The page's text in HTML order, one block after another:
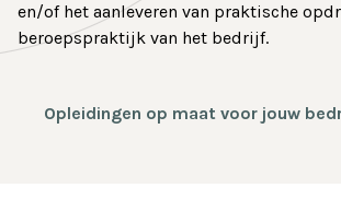
en/of het aanleveren van praktische
beroepspraktijk van het bedrijf.
Opleidingen op maat voor jouw